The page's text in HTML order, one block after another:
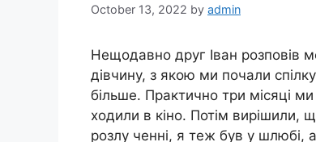
October 13, 2022 by admin
Нещодавно друг Іван розповів
дівчину, з якою ми почали
більше. Практично три місяці
ходили в кіно. Потім вирішили,
розлу ченні, я теж був у шлюбі,